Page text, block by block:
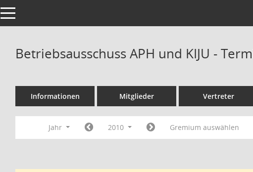
Toggle navigation
Betriebsausschuss APH und KIJU -
Informationen Mitglieder Vertreter
Jahr 2010 Gremium auswählen